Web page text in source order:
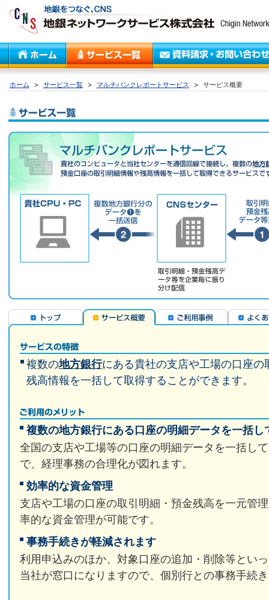
ホーム サービス一覧 マルチバンクレポートサービス サービス概要
複数の地方銀行にある貴社の支店や工場の口座の
残高情報を一括して取得することができます。
複数の地方銀行にある口座の明細データを一括し
全国の支店や工場等の口座の明細データを一括し
で、経理事務の合理化が図れます。
効率的な資金管理
支店や工場の口座の取引明細・預金残高を一元管
率的な資金管理が可能です。
事務手続きが軽減されます
利用申込みのほか、対象口座の追加・削除等とい
当社が窓口になりますので、個別行との事務手続